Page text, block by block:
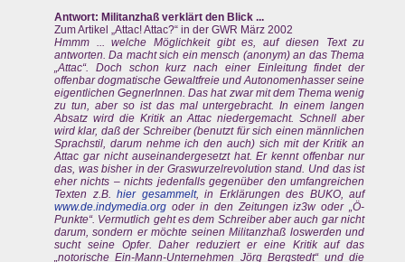
Antwort: Militanzhaß verklärt den Blick ...
Zum Artikel „Attac! Attac?“ in der GWR März 2002
Hmmm ... welche Möglichkeit gibt es, auf diesen Text zu
antworten. Da macht sich ein mensch (anonym) an das Thema
„Attac“. Doch schon kurz nach einer Einleitung findet der
offenbar dogmatische Gewaltfreie und Autonomenhasser seine
eigentlichen GegnerInnen. Das hat zwar mit dem Thema wenig
zu tun, aber so ist das mal untergebracht. In einem langen
Absatz wird die Kritik an Attac niedergemacht. Schnell aber
wird klar, daß der Schreiber (benutzt für sich einen männlichen
Sprachstil, darum nehme ich den auch) sich mit der Kritik an
Attac gar nicht auseinandergesetzt hat. Er kennt offenbar nur
das, was bisher in der Graswurzelrevolution stand. Und das ist
eher nichts – nichts jedenfalls gegenüber den umfangreichen
Texten z.B.hier gesammelt, in Erklärungen des BUKO, auf
www.de.indymedia.org oder in den Zeitungen iz3w oder „Ö-
Punkte“. Vermutlich geht es dem Schreiber aber auch gar nicht
darum, sondern er möchte seinen Militanzhaß loswerden und
sucht seine Opfer. Daher reduziert er eine Kritik auf das
„notorische Ein-Mann-Unternehmen Jörg Bergstedt“ und die